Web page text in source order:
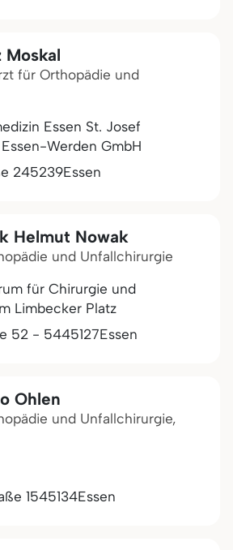
Moskal
für Orthopädie und
Essen St. Josef
Werden GmbH
245239Essen
Helmut Nowak
und Unfallchirurgie
für Chirurgie und
Limbecker Platz
52 - 5445127Essen
Ohlen
und Unfallchirurgie,
1545134Essen